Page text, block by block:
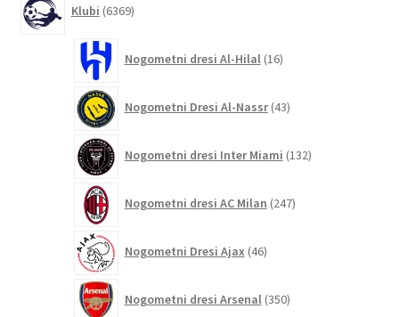
Klubi 6369izdelkov
Nogometni dresi Al-Hilal 16izdelkov
Nogometni Dresi Al-Nassr 43izdelkov
Nogometni dresi Inter Miami 132izdelkov
Nogometni dresi AC Milan 247izdelkov
Nogometni Dresi Ajax 46izdelkov
Nogometni dresi Arsenal 350izdelkov